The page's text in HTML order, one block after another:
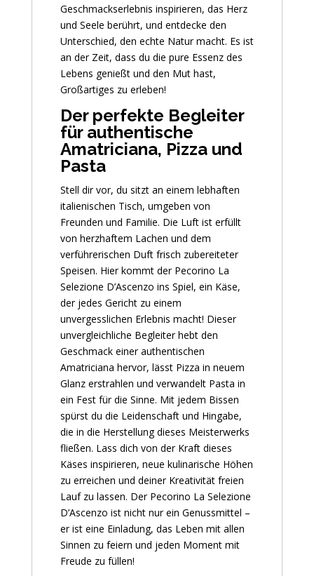
Geschmackserlebnis inspirieren, das Herz
und Seele berührt, und entdecke den
Unterschied, den echte Natur macht. Es ist
an der Zeit, dass du die pure Essenz des
Lebens genießt und den Mut hast,
Großartiges zu erleben!
Der perfekte Begleiter
für authentische
Amatriciana, Pizza und
Pasta
Stell dir vor, du sitzt an einem lebhaften
italienischen Tisch, umgeben von
Freunden und Familie. Die Luft ist erfüllt
von herzhaftem Lachen und dem
verführerischen Duft frisch zubereiteter
Speisen. Hier kommt der Pecorino La
Selezione D’Ascenzo ins Spiel, ein Käse,
der jedes Gericht zu einem
unvergesslichen Erlebnis macht! Dieser
unvergleichliche Begleiter hebt den
Geschmack einer authentischen
Amatriciana hervor, lässt Pizza in neuem
Glanz erstrahlen und verwandelt Pasta in
ein Fest für die Sinne. Mit jedem Bissen
spürst du die Leidenschaft und Hingabe,
die in die Herstellung dieses Meisterwerks
fließen. Lass dich von der Kraft dieses
Käses inspirieren, neue kulinarische Höhen
zu erreichen und deiner Kreativität freien
Lauf zu lassen. Der Pecorino La Selezione
D’Ascenzo ist nicht nur ein Genussmittel –
er ist eine Einladung, das Leben mit allen
Sinnen zu feiern und jeden Moment mit
Freude zu füllen!